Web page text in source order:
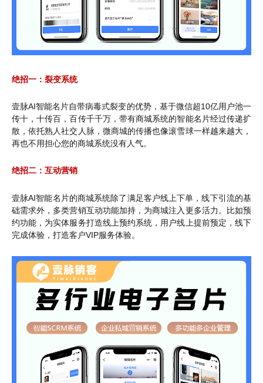
绝招一：裂变系统
壹脉AI智能名片自带病毒式裂变的优势，基于微信超10亿用户池一
传十，十传百，百传千千万，带有商城系统的智能名片经过传递扩
散，依托熟人社交人脉，微商城的传播也像滚雪球一样越来越大，
再也不用担心您的商城系统没有人气。
绝招二：互动营销
壹脉AI智能名片的商城系统除了满足客户线上下单，线下引流的基
础需求外，多类营销互动功能加持，为商城注入更多活力。比如预
约功能，为实体服务打造线上预约系统，用户线上提前预定，线下
完成体验，打造客户VIP服务体验。